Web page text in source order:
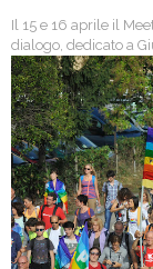
Il 15 e 16 aprile il
dialogo, dedicato a
intensissima,
da tutta Italia.